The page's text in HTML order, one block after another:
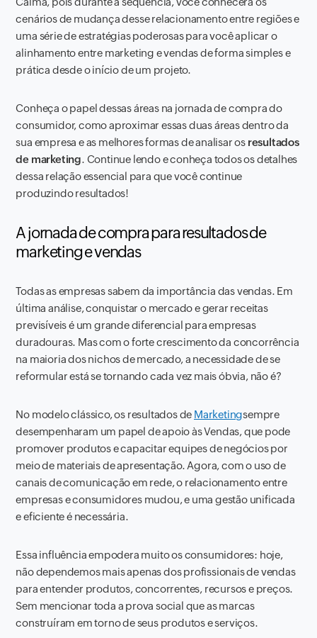
cenários de mudança desse relacionamento entre regiões e
uma série de estratégias poderosas para você aplicar o
alinhamento entre marketing e vendas de forma simples e
prática desde o início de um projeto.
Conheça o papel dessas áreas na jornada de compra do
consumidor, como aproximar essas duas áreas dentro da
sua empresa e as melhores formas de analisar os resultados
de marketing. Continue lendo e conheça todos os detalhes
dessa relação essencial para que você continue
produzindo resultados!
A jornada de compra para resultados de
marketing e vendas
Todas as empresas sabem da importância das vendas. Em
última análise, conquistar o mercado e gerar receitas
previsíveis é um grande diferencial para empresas
duradouras. Mas com o forte crescimento da concorrência
na maioria dos nichos de mercado, a necessidade de se
reformular está se tornando cada vez mais óbvia, não é?
No modelo clássico, os resultados de Marketingsempre
desempenharam um papel de apoio às Vendas, que pode
promover produtos e capacitar equipes de negócios por
meio de materiais de apresentação. Agora, com o uso de
canais de comunicação em rede, o relacionamento entre
empresas e consumidores mudou, e uma gestão unificada
e eficiente é necessária.
Essa influência empodera muito os consumidores: hoje,
não dependemos mais apenas dos profissionais de vendas
para entender produtos, concorrentes, recursos e preços.
Sem mencionar toda a prova social que as marcas
construíram em torno de seus produtos e serviços.